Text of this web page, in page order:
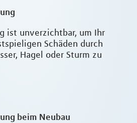
ist unverzichtbar, um Ihr
Schäden durch
Hagel oder Sturm zu
beim Neubau